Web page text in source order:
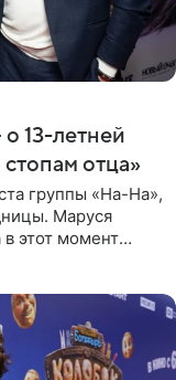
13-летней
отца»
группы «На-На»,
Маруся
этот момент